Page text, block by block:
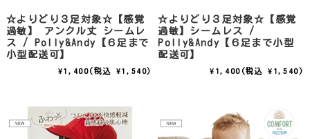
☆よりどり３足対象☆【感覚
過敏】 アンクル丈 シームレ
ス / Polly&Andy【６足まで
小型配送可】
¥1,400(税込 ¥1,540)
☆よりどり３足対象☆【感覚
過敏】シームレス /
Polly&Andy【６足まで小型
配送可】
¥1,400 (税込 ¥1,540)